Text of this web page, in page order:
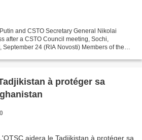
and CSTO Secretary General Nikolai
after a CSTO Council meeting, Sochi,
24 (RIA Novosti) Members of the
à protéger sa